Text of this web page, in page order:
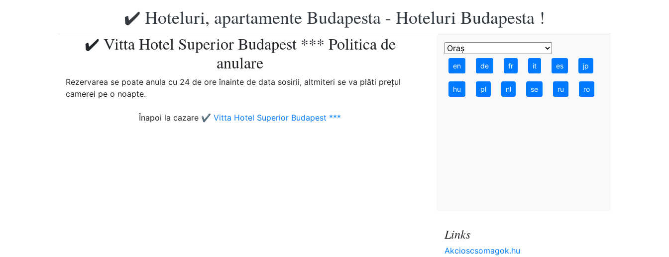
✔️ Hoteluri, apartamente Budapesta - Hoteluri Budapesta !
✔️ Vitta Hotel Superior Budapest *** Politica de
anulare
Rezervarea se poate anula cu 24 de ore înainte de data sosirii, altmiteri se va plăti preţul
camerei pe o noapte.
Înapoi la cazare ✔️ Vitta Hotel Superior Budapest ***
en de fr it es jp
hu pl nl se ru ro
Links
Akcioscsomagok.hu